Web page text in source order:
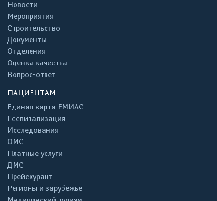
Новости
Мероприятия
Строительство
Документы
Отделения
Оценка качества
Вопрос-ответ
ПАЦИЕНТАМ
Единая карта ЕМИАС
Госпитализация
Исследования
ОМС
Платные услуги
ДМС
Прейскурант
Регионы и зарубежье